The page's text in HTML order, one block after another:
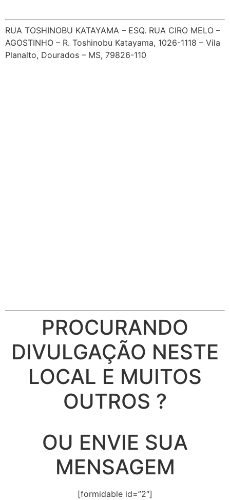
RUA TOSHINOBU KATAYAMA – ESQ. RUA CIRO MELO –
AGOSTINHO – R. Toshinobu Katayama, 1026-1118 – Vila
Planalto, Dourados – MS, 79826-110
PROCURANDO
DIVULGAÇÃO NESTE
LOCAL E MUITOS
OUTROS ?
OU ENVIE SUA
MENSAGEM
[formidable id=”2″]